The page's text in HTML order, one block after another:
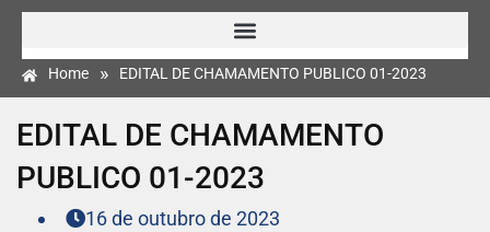
Home » EDITAL DE CHAMAMENTO PUBLICO 01-2023
EDITAL DE CHAMAMENTO
PUBLICO 01-2023
16 de outubro de 2023